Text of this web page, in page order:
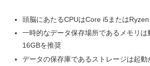
頭脳にあたるCPUはCore i5または
一時的なデータ保存場所であるメモリは
16GBを推奨
データの保存庫であるストレージは起動